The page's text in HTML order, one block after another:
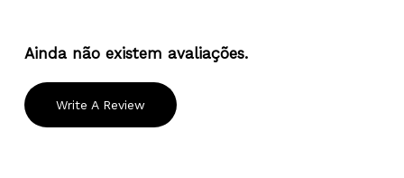
Ainda não existem avaliações.
Write A Review